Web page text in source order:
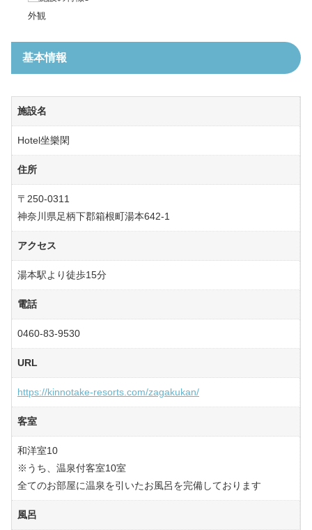
外観
基本情報
施設名
Hotel坐樂閑
住所
〒250-0311
神奈川県足柄下郡箱根町湯本642-1
アクセス
湯本駅より徒歩15分
電話
0460-83-9530
URL
https://kinnotake-resorts.com/zagakukan/
客室
和洋室10
※うち、温泉付客室10室
全てのお部屋に温泉を引いたお風呂を完備しております
風呂